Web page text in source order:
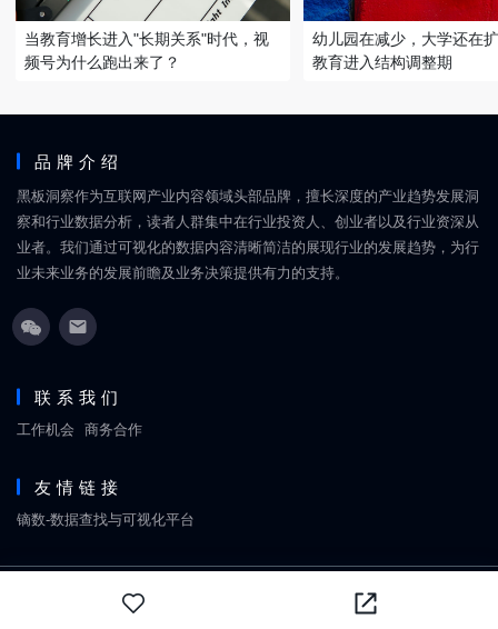
当教育增长进入"长期关系"时代，视
频号为什么跑出来了？
幼儿园在减少，大学还在
教育进入结构调整期
品牌介绍
黑板洞察作为互联网产业内容领域头部品牌，擅长深度的产业趋势发展洞
察和行业数据分析，读者人群集中在行业投资人、创业者以及行业资深从
业者。我们通过可视化的数据内容清晰简洁的展现行业的发展趋势，为行
业未来业务的发展前瞻及业务决策提供有力的支持。
联系我们
工作机会 商务合作
友情链接
镝数-数据查找与可视化平台
Copyright © 2018-2026黑板洞察
北京丹禧福伦文化传媒有限